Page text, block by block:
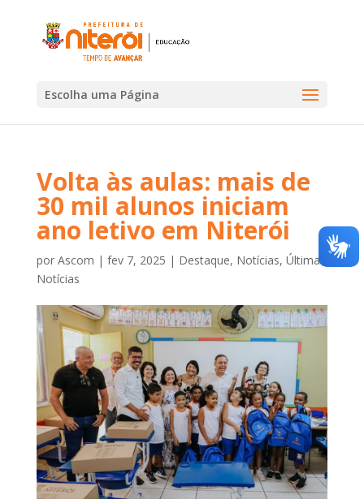
Escolha uma Página
Volta às aulas: mais de
30 mil alunos iniciam
ano letivo em Niterói
por Ascom | fev 7, 2025 | Destaque, Notícias, Últimas
Notícias